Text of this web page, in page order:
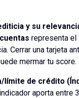
y su
representa el
Cerrar una tarjeta
mermar tu score.
límite de crédito
aporta entre